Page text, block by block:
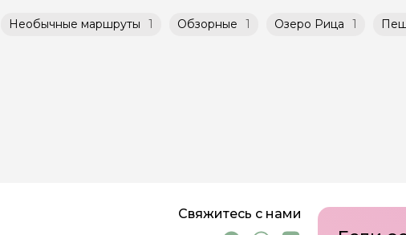
Необычные маршруты 1 Обзорные 1 Озеро Рица 1
Свяжитесь с нами